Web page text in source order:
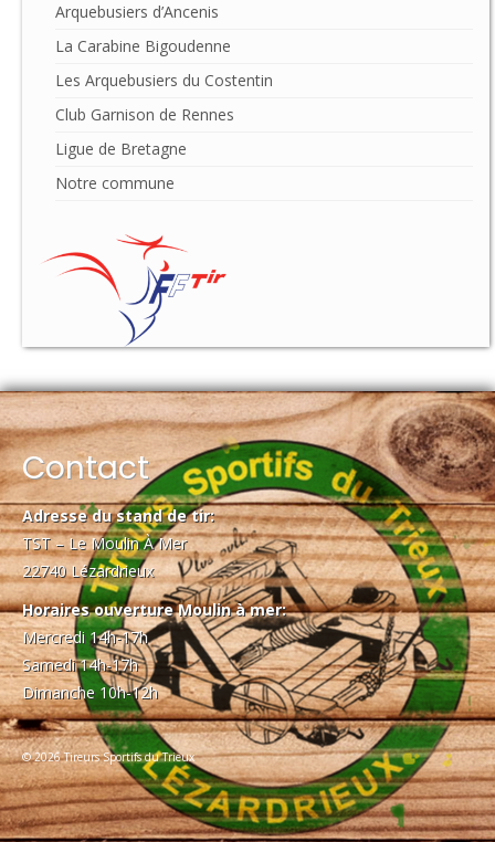
Arquebusiers d’Ancenis
La Carabine Bigoudenne
Les Arquebusiers du Costentin
Club Garnison de Rennes
Ligue de Bretagne
Notre commune
Contact
Adresse du stand de tir:
TST – Le Moulin À Mer
22740 Lézardrieux
Horaires ouverture Moulin à mer:
Mercredi 14h-17h
Samedi 14h-17h
Dimanche 10h-12h
© 2026 Tireurs Sportifs du Trieux